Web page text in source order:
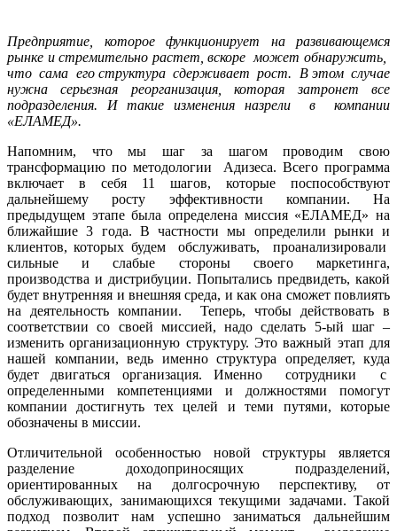
Предприятие, которое функционирует на развивающемся
рынке и стремительно растет, вскоре может обнаружить,
что сама его структура сдерживает рост. В этом случае
нужна серьезная реорганизация, которая затронет все
подразделения. И такие изменения назрели в компании
«ЕЛАМЕД».
Напомним, что мы шаг за шагом проводим свою
трансформацию по методологии Адизеса. Всего программа
включает в себя 11 шагов, которые поспособствуют
дальнейшему росту эффективности компании. На
предыдущем этапе была определена миссия «ЕЛАМЕД» на
ближайшие 3 года. В частности мы определили рынки и
клиентов, которых будем обслуживать, проанализировали
сильные и слабые стороны своего маркетинга,
производства и дистрибуции. Попытались предвидеть, какой
будет внутренняя и внешняя среда, и как она сможет повлиять
на деятельность компании. Теперь, чтобы действовать в
соответствии со своей миссией, надо сделать 5-ый шаг –
изменить организационную структуру. Это важный этап для
нашей компании, ведь именно структура определяет, куда
будет двигаться организация. Именно сотрудники с
определенными компетенциями и должностями помогут
компании достигнуть тех целей и теми путями, которые
обозначены в миссии.
Отличительной особенностью новой структуры является
разделение доходоприносящих подразделений,
ориентированных на долгосрочную перспективу, от
обслуживающих, занимающихся текущими задачами. Такой
подход позволит нам успешно заниматься дальнейшим